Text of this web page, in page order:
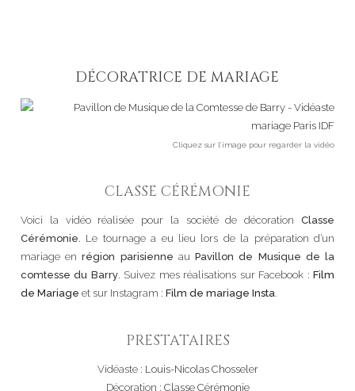
DÉCORATRICE DE MARIAGE
Cliquez sur l’image pour regarder la vidéo
CLASSE CÉRÉMONIE
Voici la vidéo réalisée pour la société de décoration Classe
Cérémonie. Le tournage a eu lieu lors de la préparation d’un
mariage enrégion parisienne auPavillon de Musique de la
comtesse du Barry. Suivez mes réalisations sur Facebook :Film
de Mariage et sur Instagram : Film de mariage Insta.
PRESTATAIRES
Vidéaste : Louis-Nicolas Chosseler
Décoration : Classe Cérémonie